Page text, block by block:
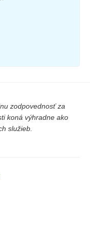
zodpovednosť za
koná výhradne ako
služieb.